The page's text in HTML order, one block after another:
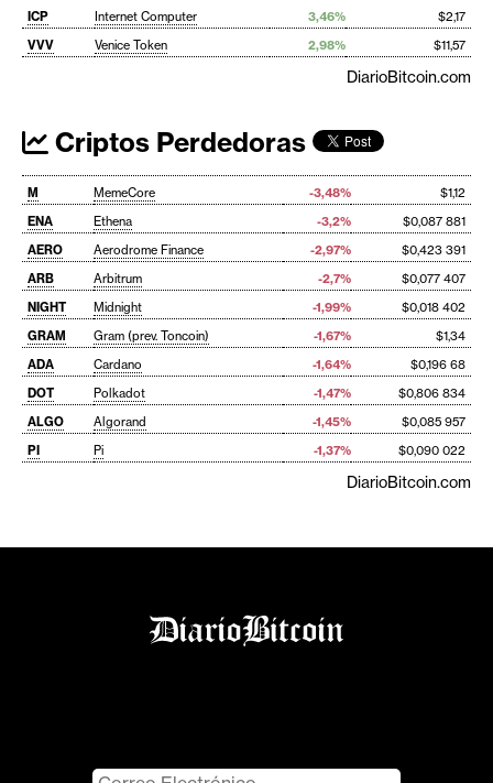
ICP Internet Computer 3,46%
$2,17
VVV
Venice Token 2,98% $11,57
DiarioBitcoin.com
Criptos Perdedoras
M MemeCore -3,48%
$1,12
ENA
Ethena -3,2%
$0,087 881
AERO
Aerodrome Finance -2,97%
$0,423 391
ARB
Arbitrum -2,7%
$0,077 407
NIGHT
Midnight -1,99%
$0,018 402
GRAM
Gram (prev. Toncoin) -1,67%
$1,34
ADA
Cardano -1,64%
$0,196 68
DOT
Polkadot -1,47%
$0,806 834
ALGO
Algorand -1,45%
$0,085 957
PI
Pi -1,37% $0,090 022
DiarioBitcoin.com